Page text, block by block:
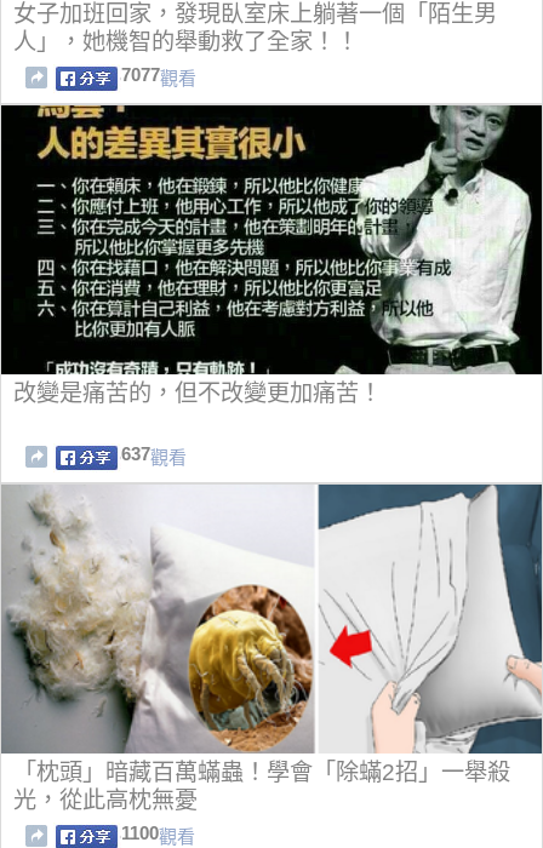
女子加班回家，發現臥室床上躺著一個「陌生男
人」，她機智的舉動救了全家！！
7077觀看
改變是痛苦的，但不改變更加痛苦！
637觀看
「枕頭」暗藏百萬蟎蟲！學會「除蟎2招」一舉殺
光，從此高枕無憂
1100觀看